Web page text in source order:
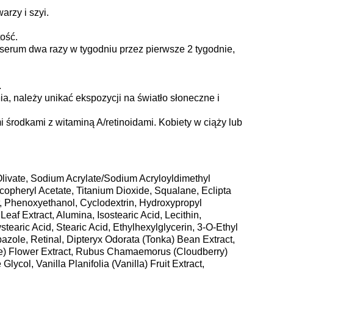
i szyi.
dwa razy w tygodniu przez pierwsze 2 tygodnie,
należy unikać ekspozycji na światło słoneczne i
z witaminą A/retinoidami. Kobiety w ciąży lub
Sodium Acrylate/Sodium Acryloyldimethyl
Acetate, Titanium Dioxide, Squalane, Eclipta
Cyclodextrin, Hydroxypropyl
Extract, Alumina, Isostearic Acid, Lecithin,
Acid, Stearic Acid, Ethylhexylglycerin, 3-O-Ethyl
Retinal, Dipteryx Odorata (Tonka) Bean Extract,
Flower Extract, Rubus Chamaemorus (Cloudberry)
Vanilla Planifolia (Vanilla) Fruit Extract,